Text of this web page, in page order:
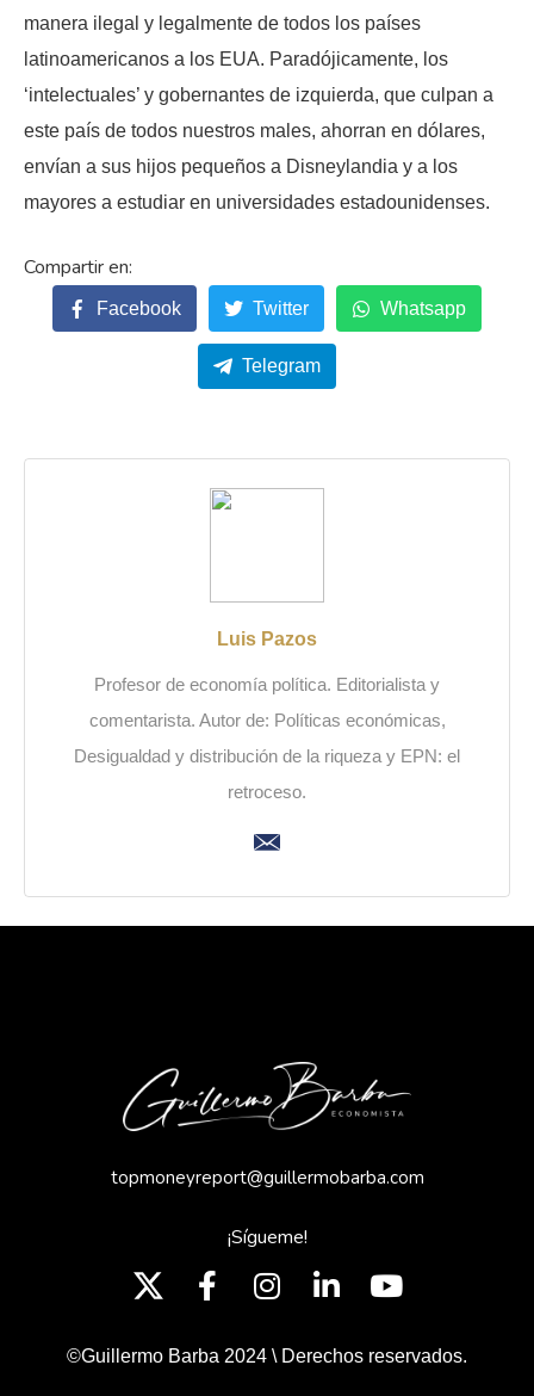
manera ilegal y legalmente de todos los países
latinoamericanos a los EUA. Paradójicamente, los
‘intelectuales’ y gobernantes de izquierda, que culpan a
este país de todos nuestros males, ahorran en dólares,
envían a sus hijos pequeños a Disneylandia y a los
mayores a estudiar en universidades estadounidenses.
Facebook Twitter Whatsapp
Telegram
Luis Pazos
Profesor de economía política. Editorialista y
comentarista. Autor de: Políticas económicas,
Desigualdad y distribución de la riqueza y EPN: el
retroceso.
topmoneyreport@guillermobarba.com
¡Sígueme!
©Guillermo Barba 2024 \ Derechos reservados.